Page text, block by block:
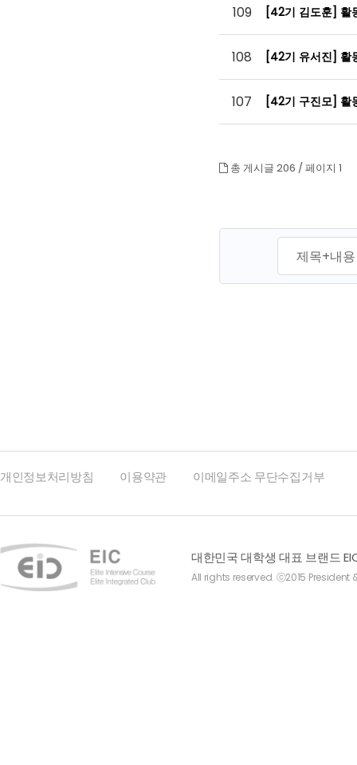
109 [42기 김도훈] 활
108 [42기 유서진] 활
107 [42기 구진모] 활
총 게시글 206 /페이지 1
개인정보처리방침 이용약관 이메일주소 무단수집거부
대한민국 대학생 대표 브랜드
All rights reserved. ⓒ2015